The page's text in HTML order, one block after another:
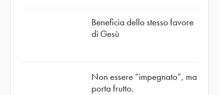
Beneficia dello stesso favore
di Gesù
Non essere “impegnato”, ma
porta frutto.